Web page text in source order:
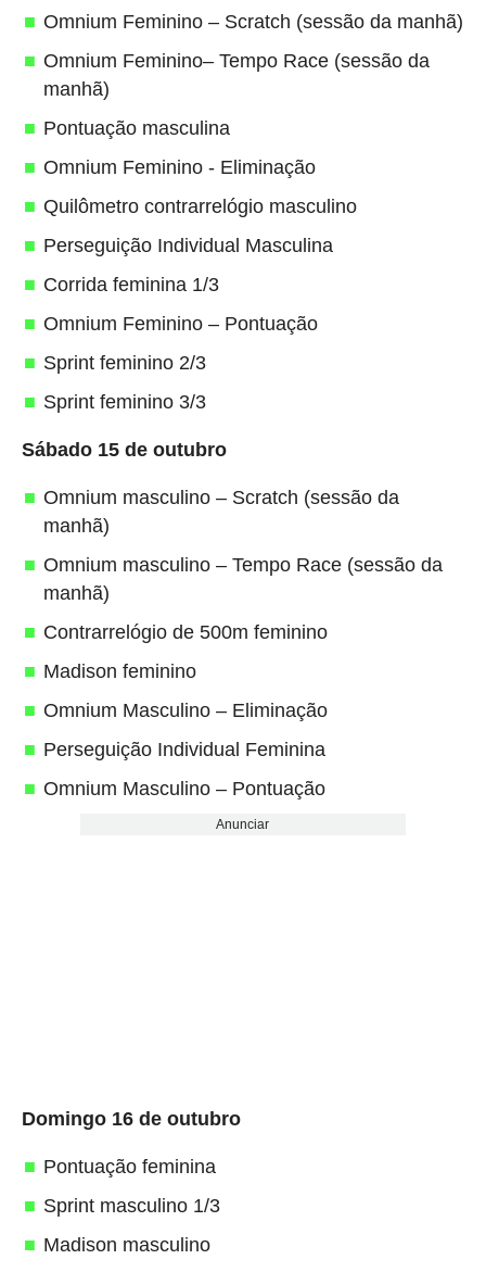
Omnium Feminino – Scratch (sessão da manhã)
Omnium Feminino– Tempo Race (sessão da
manhã)
Pontuação masculina
Omnium Feminino - Eliminação
Quilômetro contrarrelógio masculino
Perseguição Individual Masculina
Corrida feminina 1/3
Omnium Feminino – Pontuação
Sprint feminino 2/3
Sprint feminino 3/3
Sábado 15 de outubro
Omnium masculino – Scratch (sessão da
manhã)
Omnium masculino – Tempo Race (sessão da
manhã)
Contrarrelógio de 500m feminino
Madison feminino
Omnium Masculino – Eliminação
Perseguição Individual Feminina
Omnium Masculino – Pontuação
Anunciar
Domingo 16 de outubro
Pontuação feminina
Sprint masculino 1/3
Madison masculino